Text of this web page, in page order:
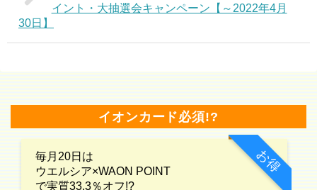
イント・大抽選会キャンペーン【～2022年4月
30日】
イオンカード必須!?
お得
毎月20日は
ウエルシア×WAON POINT
で実質33.3％オフ!?